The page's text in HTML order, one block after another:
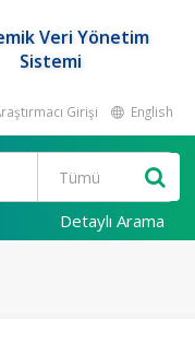
Veri Yönetim
Sistemi
Girişi English
Detaylı Arama